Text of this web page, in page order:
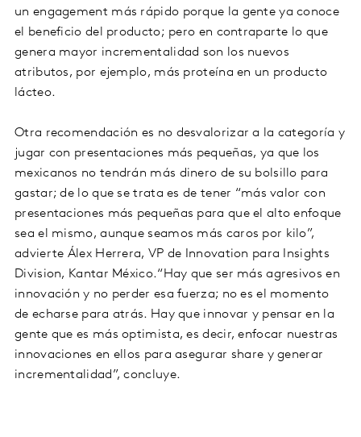
un engagement más rápido porque la gente ya conoce
el beneficio del producto; pero en contraparte lo que
genera mayor incrementalidad son los nuevos
atributos, por ejemplo, más proteína en un producto
lácteo.
Otra recomendación es no desvalorizar a la categoría y
jugar con presentaciones más pequeñas, ya que los
mexicanos no tendrán más dinero de su bolsillo para
gastar; de lo que se trata es de tener “más valor con
presentaciones más pequeñas para que el alto enfoque
sea el mismo, aunque seamos más caros por kilo”,
advierte Álex Herrera, VP de Innovation para Insights
Division, Kantar México.“Hay que ser más agresivos en
innovación y no perder esa fuerza; no es el momento
de echarse para atrás. Hay que innovar y pensar en la
gente que es más optimista, es decir, enfocar nuestras
innovaciones en ellos para asegurar share y generar
incrementalidad”, concluye.